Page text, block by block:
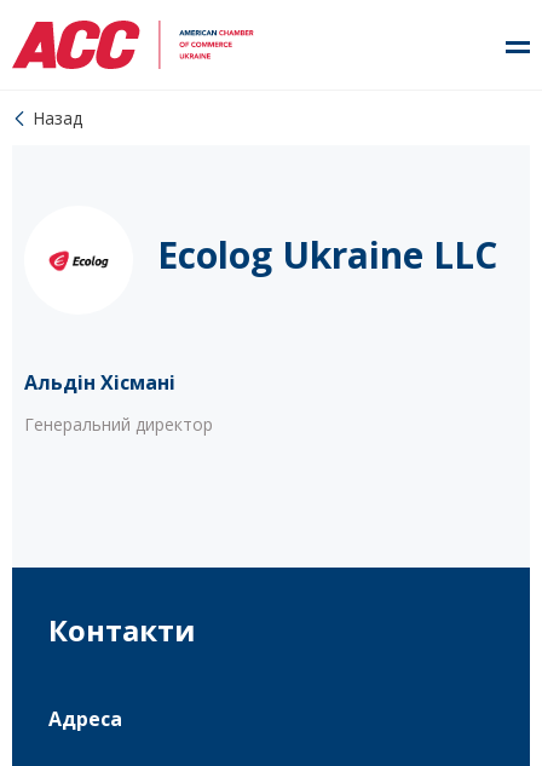
Назад
Ecolog Ukraine LLC
Альдін Хісмані
Генеральний директор
Контакти
Адреса